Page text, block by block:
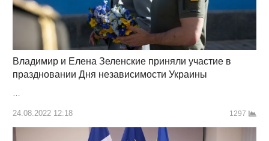
Владимир и Елена Зеленские приняли участие в
праздновании Дня независимости Украины
…
24.08.2022 12:18 1297